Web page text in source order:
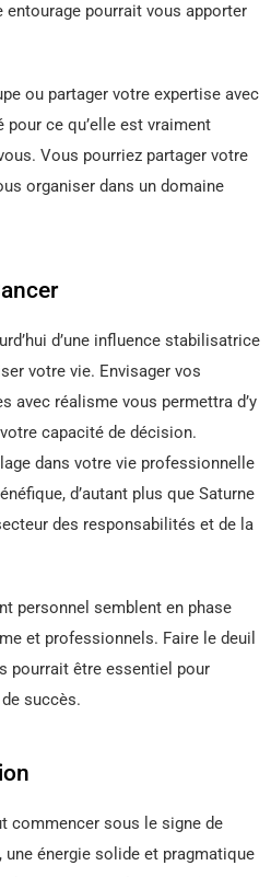
pourrait vous apporter
ou partager votre expertise avec
ce qu’elle est vraiment
Vous pourriez partager votre
organiser dans un domaine
d’une influence stabilisatrice
votre vie. Envisager vos
avec réalisme vous permettra d’y
capacité de décision.
dans votre vie professionnelle
d’autant plus que Saturne
des responsabilités et de la
personnel semblent en phase
et professionnels. Faire le deuil
pourrait être essentiel pour
succès.
commencer sous le signe de
une énergie solide et pragmatique